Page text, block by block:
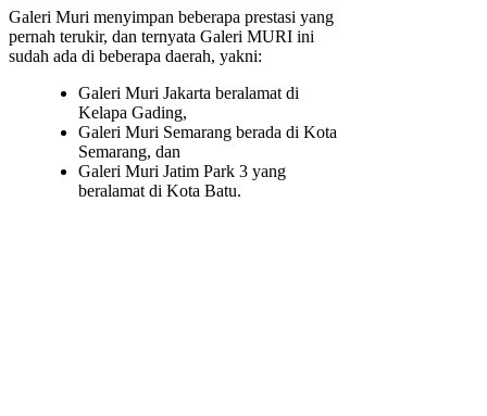
Galeri Muri menyimpan beberapa prestasi yang
pernah terukir, dan ternyata Galeri MURI ini
sudah ada di beberapa daerah, yakni:
Galeri Muri Jakarta beralamat di
Kelapa Gading,
Galeri Muri Semarang berada di Kota
Semarang, dan
Galeri Muri Jatim Park 3 yang
beralamat di Kota Batu.